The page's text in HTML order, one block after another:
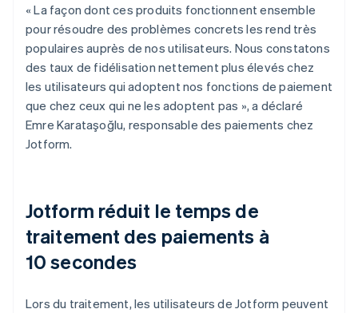
« La façon dont ces produits fonctionnent ensemble
pour résoudre des problèmes concrets les rend très
populaires auprès de nos utilisateurs. Nous constatons
des taux de fidélisation nettement plus élevés chez
les utilisateurs qui adoptent nos fonctions de paiement
que chez ceux qui ne les adoptent pas », a déclaré
Emre Karataşoğlu, responsable des paiements chez
Jotform.
Jotform réduit le temps de
traitement des paiements à
10 secondes
Lors du traitement, les utilisateurs de Jotform peuvent